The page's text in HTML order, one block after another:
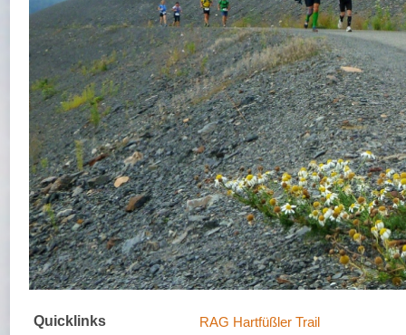
Quicklinks RAG Hartfüßler Trail